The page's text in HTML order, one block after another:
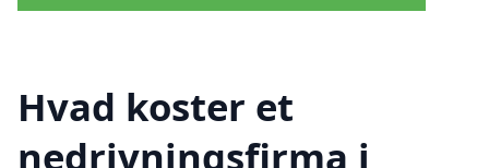
Hvad koster et
nedrivningsfirma i